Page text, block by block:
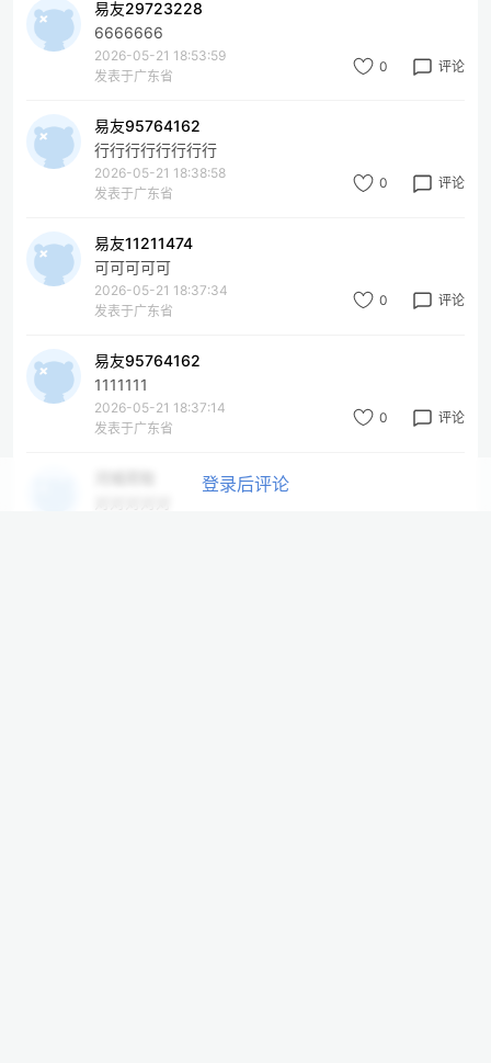
易友29723228
6666666
2026-05-21 18:53:59
发表于广东省
0 评论
易友95764162
行行行行行行行行
2026-05-21 18:38:58
发表于广东省
0 评论
易友11211474
可可可可可
2026-05-21 18:37:34
发表于广东省
0 评论
易友95764162
1111111
2026-05-21 18:37:14
发表于广东省
0 评论
登录后评论